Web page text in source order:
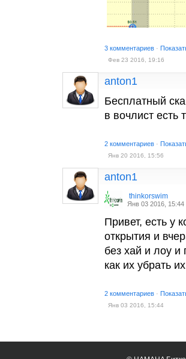
3 комментариев ·
Фев 23 2016, 19:16
anton1
Бесплатный
в вочлист есть
2 комментариев ·
Янв 20 2016, 15:56
anton1
thinkorswim
Янв 03 2016, 15:44
Привет, есть у
открытия и
без хай и лоу и
как их убрать
2 комментариев ·
Янв 03 2016, 15:44